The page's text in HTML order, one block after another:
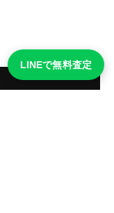
LINEで無料査定